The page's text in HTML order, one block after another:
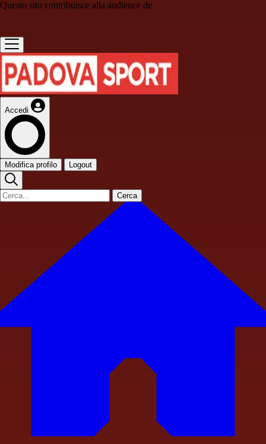
Questo sito contribuisce alla audience de
Accedi
Modifica profilo Logout
Cerca